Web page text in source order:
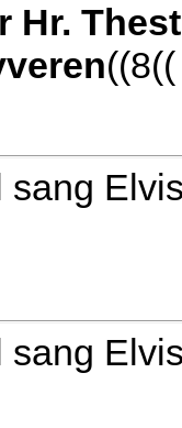
Hr.
((8((
sang
sang